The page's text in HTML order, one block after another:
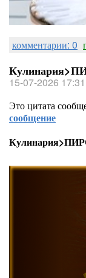
комментарии: 0
15-07-2026 17:31
Это цитата
сообщение